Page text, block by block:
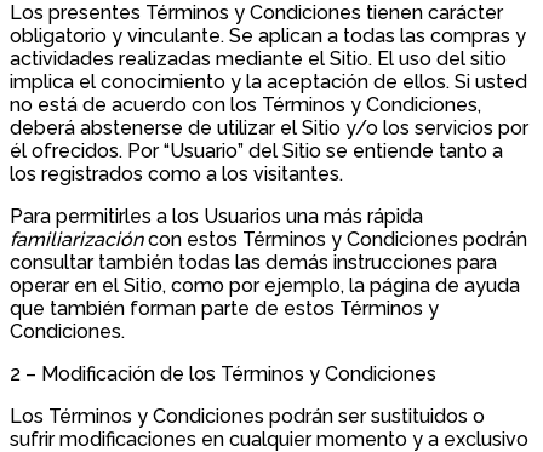
Los presentes Términos y Condiciones tienen carácter
obligatorio y vinculante. Se aplican a todas las compras y
actividades realizadas mediante el Sitio. El uso del sitio
implica el conocimiento y la aceptación de ellos. Si usted
no está de acuerdo con los Términos y Condiciones,
deberá abstenerse de utilizar el Sitio y/o los servicios por
él ofrecidos. Por “Usuario” del Sitio se entiende tanto a
los registrados como a los visitantes.
Para permitirles a los Usuarios una más rápida
familiarizacióncon estos Términos y Condiciones podrán
consultar también todas las demás instrucciones para
operar en el Sitio, como por ejemplo, la página de ayuda
que también forman parte de estos Términos y
Condiciones.
2 – Modificación de los Términos y Condiciones
Los Términos y Condiciones podrán ser sustituidos o
sufrir modificaciones en cualquier momento y a exclusivo